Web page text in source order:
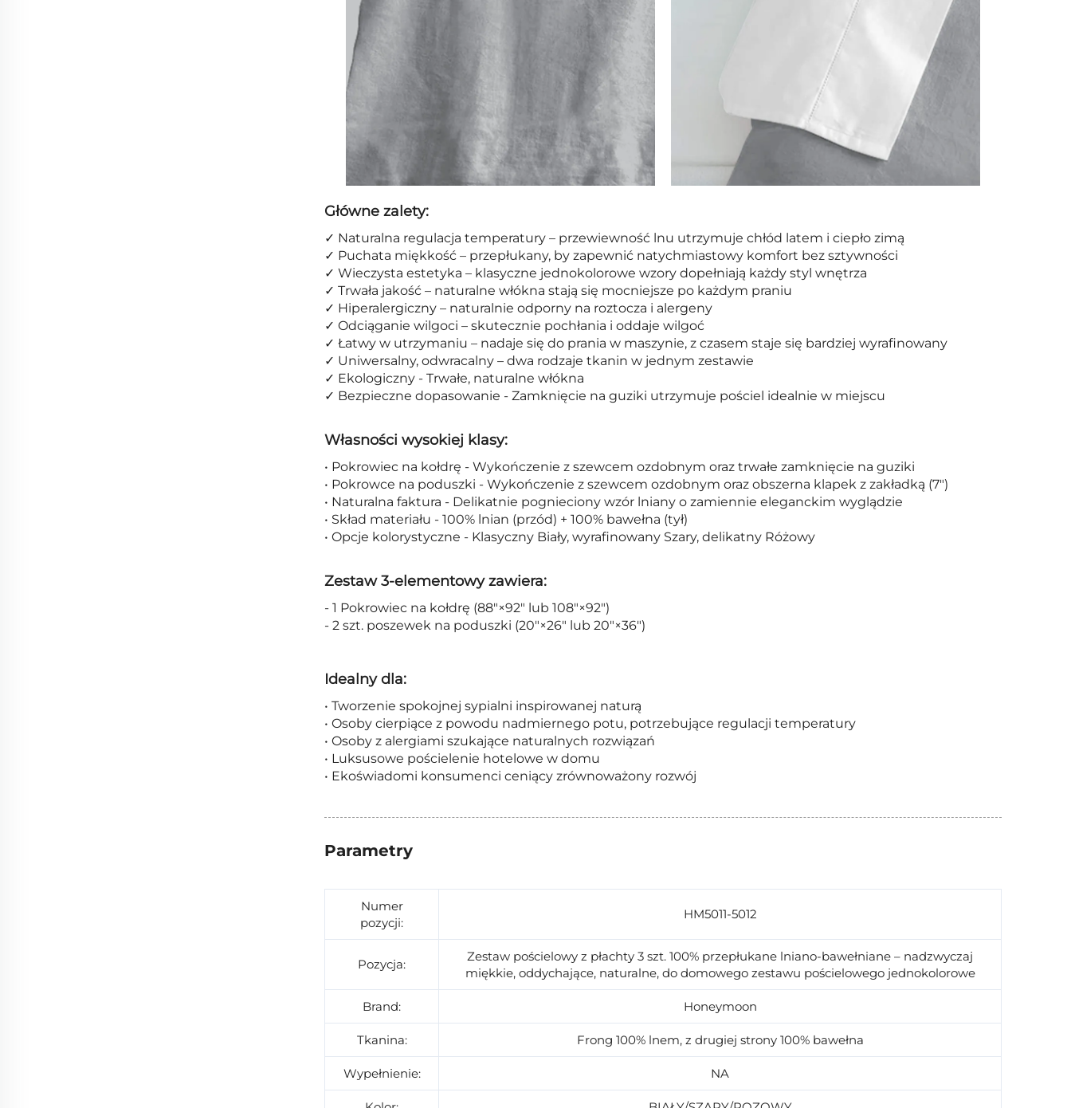
Główne zalety:
✓ Naturalna regulacja temperatury – przewiewność lnu utrzymuje chłód latem i ciepło zimą
✓ Puchata miękkość – przepłukany, by zapewnić natychmiastowy komfort bez sztywności
✓ Wieczysta estetyka – klasyczne jednokolorowe wzory dopełniają każdy styl wnętrza
✓ Trwała jakość – naturalne włókna stają się mocniejsze po każdym praniu
✓ Hiperalergiczny – naturalnie odporny na roztocza i alergeny
✓ Odciąganie wilgoci – skutecznie pochłania i oddaje wilgoć
✓ Łatwy w utrzymaniu – nadaje się do prania w maszynie, z czasem staje się bardziej wyrafinowany
✓ Uniwersalny, odwracalny – dwa rodzaje tkanin w jednym zestawie
✓ Ekologiczny - Trwałe, naturalne włókna
✓ Bezpieczne dopasowanie - Zamknięcie na guziki utrzymuje pościel idealnie w miejscu
Własności wysokiej klasy:
• Pokrowiec na kołdrę - Wykończenie z szewcem ozdobnym oraz trwałe zamknięcie na guziki
• Pokrowce na poduszki - Wykończenie z szewcem ozdobnym oraz obszerna klapek z zakładką (7")
• Naturalna faktura - Delikatnie pognieciony wzór lniany o zamiennie eleganckim wyglądzie
• Skład materiału - 100% lnian (przód) + 100% bawełna (tył)
• Opcje kolorystyczne - Klasyczny Biały, wyrafinowany Szary, delikatny Różowy
Zestaw 3-elementowy zawiera:
- 1 Pokrowiec na kołdrę (88"×92" lub 108"×92")
- 2 szt. poszewek na poduszki (20"×26" lub 20"×36")
Idealny dla:
• Tworzenie spokojnej sypialni inspirowanej naturą
• Osoby cierpiące z powodu nadmiernego potu, potrzebujące regulacji temperatury
• Osoby z alergiami szukające naturalnych rozwiązań
• Luksusowe pościelenie hotelowe w domu
• Ekoświadomi konsumenci ceniący zrównoważony rozwój
Parametry
Numer
pozycji:
HM5011-5012
Pozycja:
Zestaw pościelowy z płachty 3 szt. 100% przepłukane lniano-bawełniane – nadzwyczaj
miękkie, oddychające, naturalne, do domowego zestawu pościelowego jednokolorowe
Brand: Honeymoon
Tkanina: Frong 100% lnem, z drugiej strony 100% bawełna
Wypełnienie: NA